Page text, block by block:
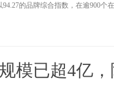
94.27的品牌综合指数，在逾900个
模已超4亿